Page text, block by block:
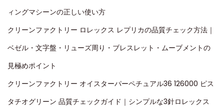
ィングマシーンの正しい使い方
クリーンファクトリー ロレックス レプリカの品質チェック方法｜
ベゼル・文字盤・リューズ周り・ブレスレット・ムーブメントの
見極めポイント
クリーンファクトリー オイスターパーペチュアル36 126000 ピス
タチオグリーン 品質チェックガイド｜シンプルな3針ロレックス